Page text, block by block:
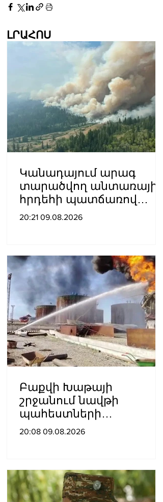
ԼՐԱՀՈՍ
Կանադայում արագ
տարածվող անտառային
հրդեհի պատճառով
տարհանվել է գրեթե
20:21 09.08.2026
Բաքվի Խաթայի
շրջանում նավթի
պահեստների
տարածքում խոշոր
20:08 09.08.2026